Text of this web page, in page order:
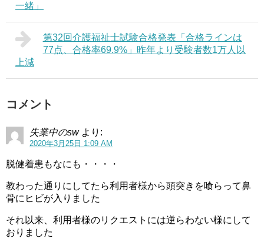
一緒」
第32回介護福祉士試験合格発表「合格ラインは
77点、合格率69.9%」昨年より受験者数1万人以
上減
コメント
失業中のsw より:
2020年3月25日 1:09 AM
脱健着患もなにも・・・・
教わった通りにしてたら利用者様から頭突きを喰らって鼻
骨にヒビが入りました
それ以来、利用者様のリクエストには逆らわない様にして
おりました